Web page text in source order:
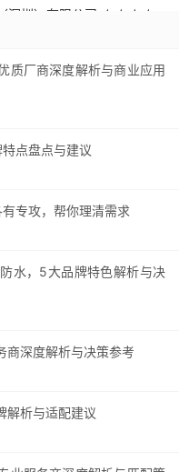
（深圳）有限公司 ★★★★
质厂商深度解析与商业应用
点盘点与建议
专攻，帮你理清需求
水，5大品牌特色解析与决
商深度解析与决策参考
解析与适配建议